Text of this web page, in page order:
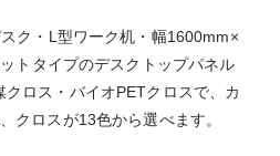
ク・L型ワーク机・幅1600mm×
トタイプのデスクトップパネル
ロス・バイオPETクロスで、カ
クロスが13色から選べます。